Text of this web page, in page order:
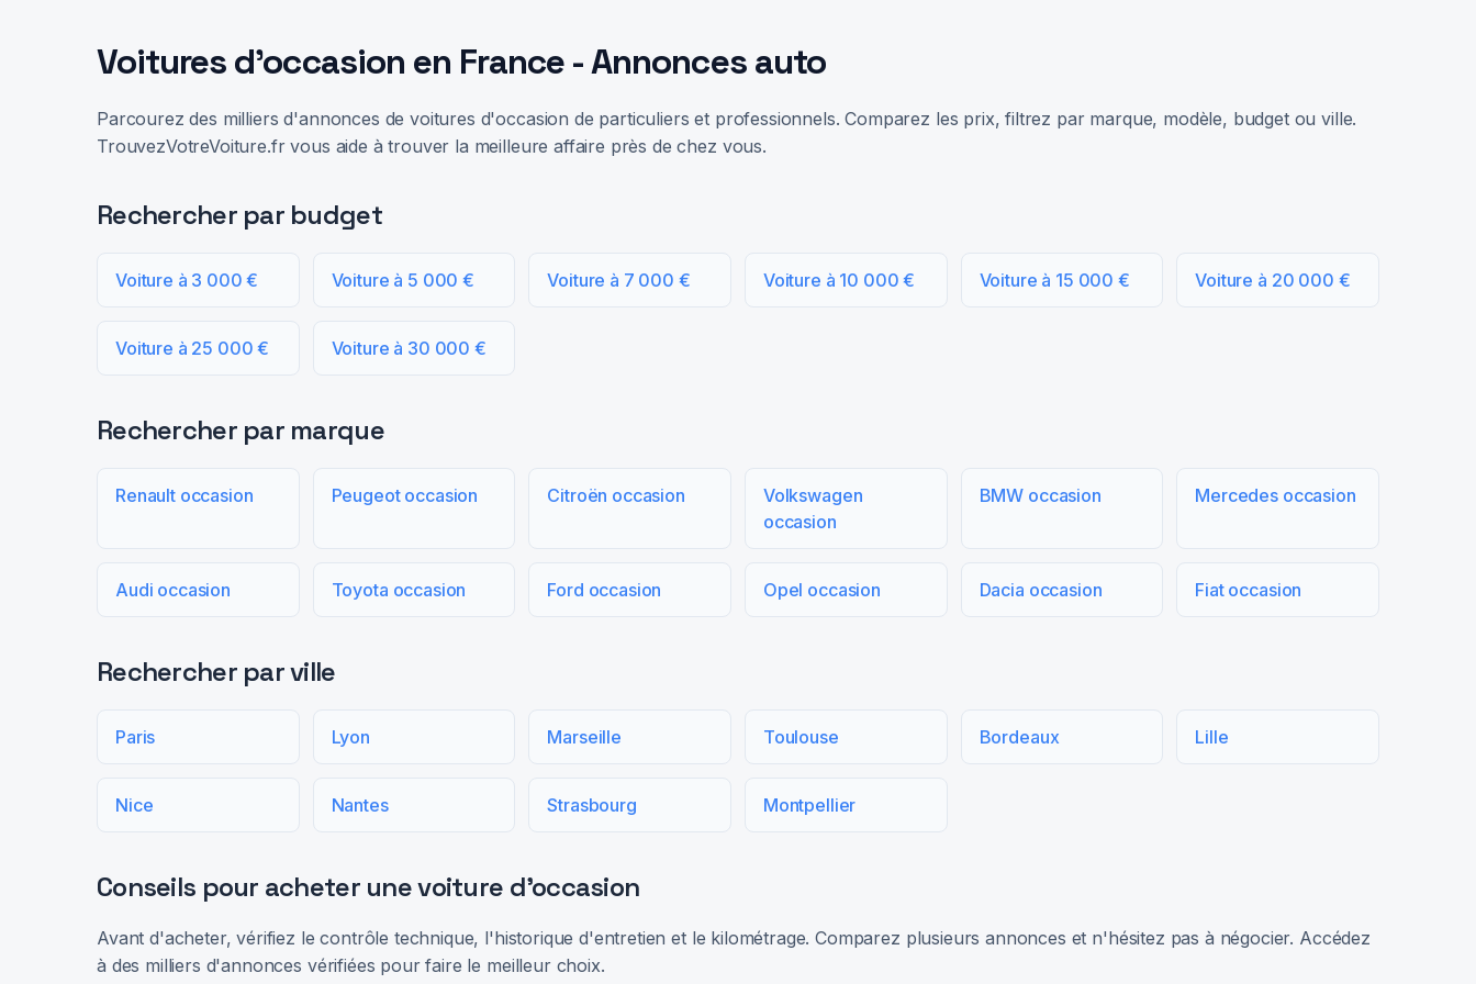
Voitures d'occasion en France - Annonces auto
Parcourez des milliers d'annonces de voitures d'occasion de particuliers et professionnels. Comparez les prix, filtrez par marque, modèle, budget ou ville.
TrouvezVotreVoiture.fr vous aide à trouver la meilleure affaire près de chez vous.
Rechercher par budget
Voiture à 3 000 € Voiture à 5 000 € Voiture à 7 000 € Voiture à 10 000 € Voiture à 15 000 € Voiture à 20 000 €
Voiture à 25 000 € Voiture à 30 000 €
Rechercher par marque
Renault occasion Peugeot occasion Citroën occasion
Volkswagen
occasion
BMW occasion Mercedes occasion
Audi occasion Toyota occasion Ford occasion Opel occasion Dacia occasion Fiat occasion
Rechercher par ville
Paris Lyon Marseille Toulouse Bordeaux Lille
Nice Nantes Strasbourg Montpellier
Conseils pour acheter une voiture d'occasion
Avant d'acheter, vérifiez le contrôle technique, l'historique d'entretien et le kilométrage. Comparez plusieurs annonces et n'hésitez pas à négocier. Accédez
à des milliers d'annonces vérifiées pour faire le meilleur choix.